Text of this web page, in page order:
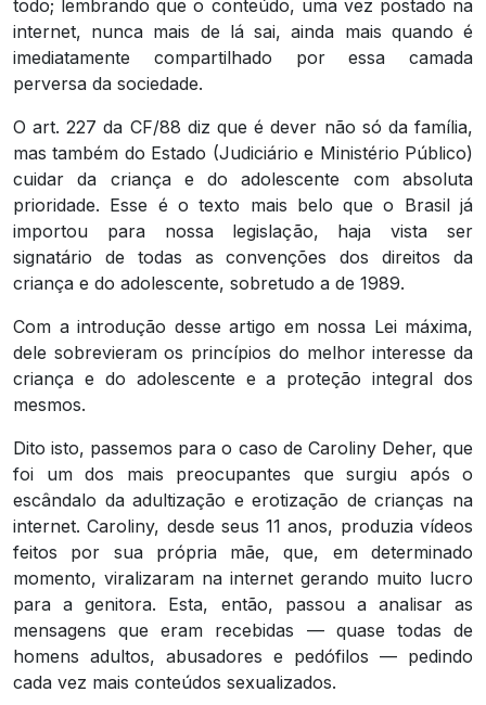
todo; lembrando que o conteúdo, uma vez postado na
internet, nunca mais de lá sai, ainda mais quando é
imediatamente compartilhado por essa camada
perversa da sociedade.
O art. 227 da CF/88 diz que é dever não só da família,
mas também do Estado (Judiciário e Ministério Público)
cuidar da criança e do adolescente com absoluta
prioridade. Esse é o texto mais belo que o Brasil já
importou para nossa legislação, haja vista ser
signatário de todas as convenções dos direitos da
criança e do adolescente, sobretudo a de 1989.
Com a introdução desse artigo em nossa Lei máxima,
dele sobrevieram os princípios do melhor interesse da
criança e do adolescente e a proteção integral dos
mesmos.
Dito isto, passemos para o caso de Caroliny Deher, que
foi um dos mais preocupantes que surgiu após o
escândalo da adultização e erotização de crianças na
internet. Caroliny, desde seus 11 anos, produzia vídeos
feitos por sua própria mãe, que, em determinado
momento, viralizaram na internet gerando muito lucro
para a genitora. Esta, então, passou a analisar as
mensagens que eram recebidas — quase todas de
homens adultos, abusadores e pedófilos — pedindo
cada vez mais conteúdos sexualizados.